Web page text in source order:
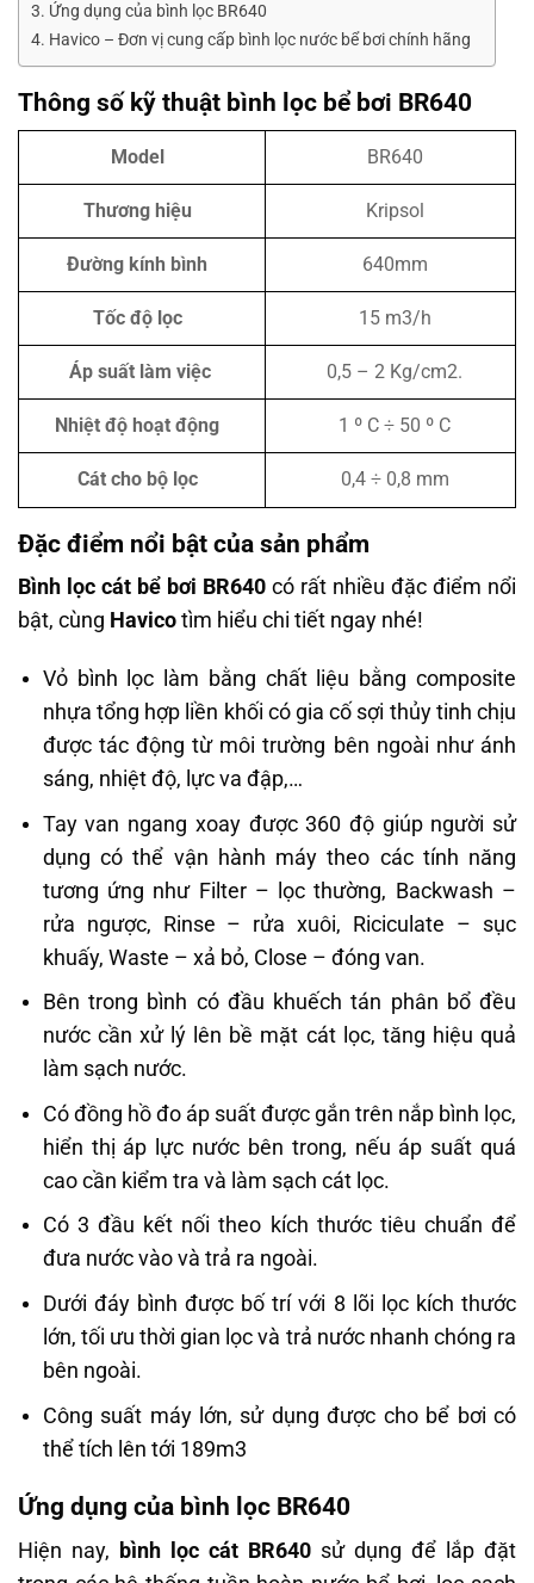
Ứng dụng của bình lọc BR640
Havico – Đơn vị cung cấp bình lọc nước bể bơi chính hãng
Thông số kỹ thuật bình lọc bể bơi BR640
Model BR640
Thương hiệu Kripsol
Đường kính bình 640mm
Tốc độ lọc 15 m3/h
Áp suất làm việc 0,5 – 2 Kg/cm2.
Nhiệt độ hoạt động 1 º C ÷ 50 º C
Cát cho bộ lọc 0,4 ÷ 0,8 mm
Đặc điểm nổi bật của sản phẩm
Bình lọc cát bể bơi BR640 có rất nhiều đặc điểm nổi
bật, cùng Havico tìm hiểu chi tiết ngay nhé!
Vỏ bình lọc làm bằng chất liệu bằng composite
nhựa tổng hợp liền khối có gia cố sợi thủy tinh chịu
được tác động từ môi trường bên ngoài như ánh
sáng, nhiệt độ, lực va đập,…
Tay van ngang xoay được 360 độ giúp người sử
dụng có thể vận hành máy theo các tính năng
tương ứng như Filter – lọc thường, Backwash –
rửa ngược, Rinse – rửa xuôi, Riciculate – sục
khuấy, Waste – xả bỏ, Close – đóng van.
Bên trong bình có đầu khuếch tán phân bổ đều
nước cần xử lý lên bề mặt cát lọc, tăng hiệu quả
làm sạch nước.
Có đồng hồ đo áp suất được gắn trên nắp bình lọc,
hiển thị áp lực nước bên trong, nếu áp suất quá
cao cần kiểm tra và làm sạch cát lọc.
Có 3 đầu kết nối theo kích thước tiêu chuẩn để
đưa nước vào và trả ra ngoài.
Dưới đáy bình được bố trí với 8 lõi lọc kích thước
lớn, tối ưu thời gian lọc và trả nước nhanh chóng ra
bên ngoài.
Công suất máy lớn, sử dụng được cho bể bơi có
thể tích lên tới 189m3
Ứng dụng của bình lọc BR640
Hiện nay, bình lọc cát BR640 sử dụng để lắp đặt